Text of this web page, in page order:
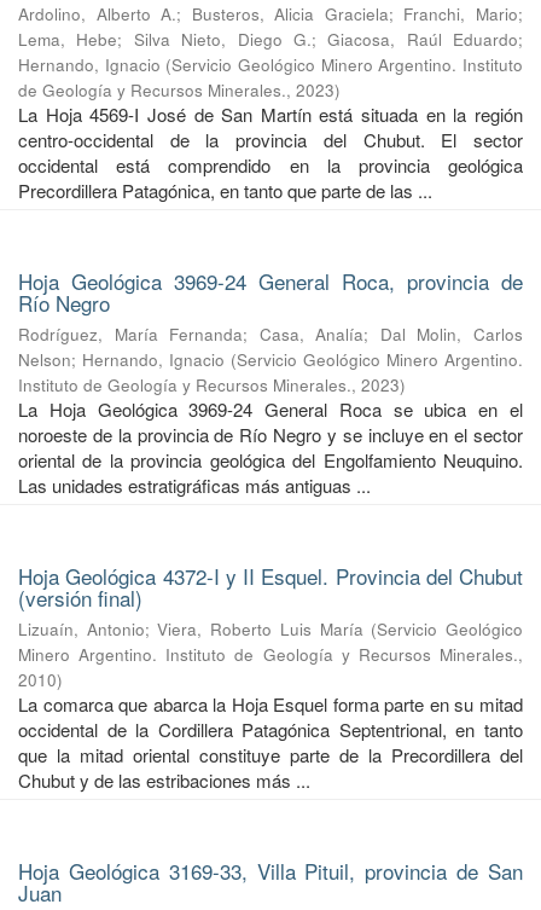
Ardolino, Alberto A.; Busteros, Alicia Graciela; Franchi, Mario;
Lema, Hebe; Silva Nieto, Diego G.;Giacosa, Raúl Eduardo;
Hernando, Ignacio (Servicio Geológico Minero Argentino. Instituto
de Geología y Recursos Minerales., 2023)
La Hoja 4569-I José de San Martín está situada en la región
centro-occidental de la provincia del Chubut. El sector
occidental está comprendido en la provincia geológica
Precordillera Patagónica, en tanto que parte de las ...
Hoja Geológica 3969-24 General Roca, provincia de
Río Negro
Rodríguez, María Fernanda; Casa, Analía; Dal Molin, Carlos
Nelson; Hernando, Ignacio (Servicio Geológico Minero Argentino.
Instituto de Geología y Recursos Minerales., 2023)
La Hoja Geológica 3969-24 General Roca se ubica en el
noroeste de la provincia de Río Negro y se incluye en el sector
oriental de la provincia geológica del Engolfamiento Neuquino.
Las unidades estratigráficas más antiguas ...
Hoja Geológica 4372-I y II Esquel. Provincia del Chubut
(versión final)
Lizuaín, Antonio;Viera, Roberto Luis María (Servicio Geológico
Minero Argentino. Instituto de Geología y Recursos Minerales.,
2010)
La comarca que abarca la Hoja Esquel forma parte en su mitad
occidental de la Cordillera Patagónica Septentrional, en tanto
que la mitad oriental constituye parte de la Precordillera del
Chubut y de las estribaciones más ...
Hoja Geológica 3169-33, Villa Pituil, provincia de San
Juan